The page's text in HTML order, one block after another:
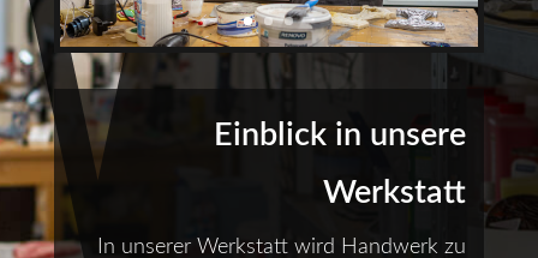
Einblick in unsere
Werkstatt
In unserer Werkstatt wird Handwerk zu